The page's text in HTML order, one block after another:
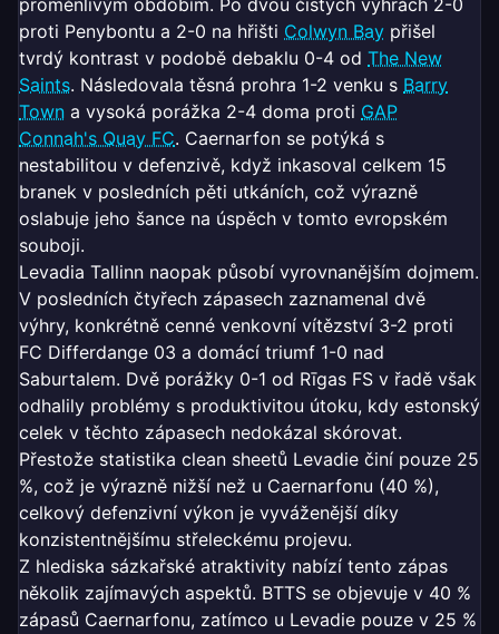
proměnlivým obdobím. Po dvou čistých výhrách 2-0
proti Penybontu a 2-0 na hřišti Colwyn Bay přišel
tvrdý kontrast v podobě debaklu 0-4 od The New
Saints. Následovala těsná prohra 1-2 venku s Barry
Town a vysoká porážka 2-4 doma proti GAP
Connah's Quay FC. Caernarfon se potýká s
nestabilitou v defenzivě, když inkasoval celkem 15
branek v posledních pěti utkáních, což výrazně
oslabuje jeho šance na úspěch v tomto evropském
souboji.
Levadia Tallinn naopak působí vyrovnanějším dojmem.
V posledních čtyřech zápasech zaznamenal dvě
výhry, konkrétně cenné venkovní vítězství 3-2 proti
FC Differdange 03 a domácí triumf 1-0 nad
Saburtalem. Dvě porážky 0-1 od Rīgas FS v řadě však
odhalily problémy s produktivitou útoku, kdy estonský
celek v těchto zápasech nedokázal skórovat.
Přestože statistika clean sheetů Levadie činí pouze 25
%, což je výrazně nižší než u Caernarfonu (40 %),
celkový defenzivní výkon je vyváženější díky
konzistentnějšímu střeleckému projevu.
Z hlediska sázkařské atraktivity nabízí tento zápas
několik zajímavých aspektů. BTTS se objevuje v 40 %
zápasů Caernarfonu, zatímco u Levadie pouze v 25 %